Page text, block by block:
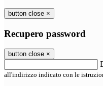
button close ×
Recupero password
button close ×
all'indirizzo indicato con le